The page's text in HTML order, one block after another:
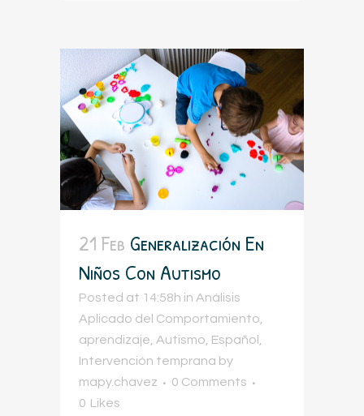
21 Feb Generalización En
Niños Con Autismo
Posted at 14:58h in Análisis
Aplicado del Comportamiento
aprendizaje Autismo Español
Intervención temprana by
mapy.chavez
0 Comments
0 Likes